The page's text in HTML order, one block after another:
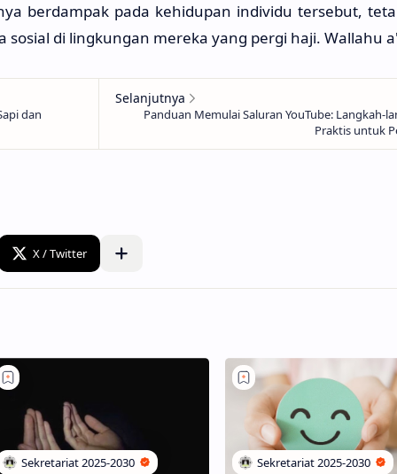
berdampak pada kehidupan individu tersebut,
sosial di lingkungan mereka yang pergi haji. Wallahu